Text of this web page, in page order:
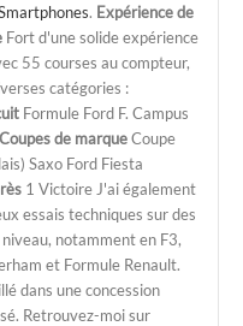
. Expérience de
Fort d'une solide expérience
55 courses au compteur,
catégories :
Formule Ford F. Campus
de marqueCoupe
Saxo Ford Fiesta
1 Victoire J'ai également
essais techniques sur des
notamment en F3,
et Formule Renault.
dans une concession
Retrouvez-moi sur